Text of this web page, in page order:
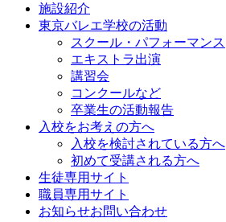
施設紹介
東京バレエ学校の活動
スクール・パフォーマンス
エキストラ出演
講習会
コンクールなど
卒業生の活動報告
入校をお考えの方へ
入校を検討されている方へ
初めて受講される方へ
生徒専用サイト
職員専用サイト
お知らせお問い合わせ